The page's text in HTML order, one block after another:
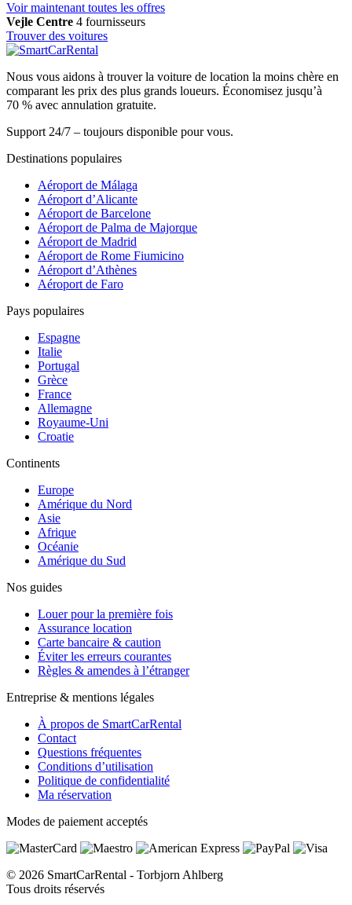
Voir maintenant toutes les offres
Vejle Centre 4 fournisseurs
Trouver des voitures
Nous vous aidons à trouver la voiture de location la moins chère en
comparant les prix des plus grands loueurs. Économisez jusqu’à
70 % avec annulation gratuite.
Support 24/7 – toujours disponible pour vous.
Destinations populaires
Aéroport de Málaga
Aéroport d’Alicante
Aéroport de Barcelone
Aéroport de Palma de Majorque
Aéroport de Madrid
Aéroport de Rome Fiumicino
Aéroport d’Athènes
Aéroport de Faro
Pays populaires
Espagne
Italie
Portugal
Grèce
France
Allemagne
Royaume-Uni
Croatie
Continents
Europe
Amérique du Nord
Asie
Afrique
Océanie
Amérique du Sud
Nos guides
Louer pour la première fois
Assurance location
Carte bancaire & caution
Éviter les erreurs courantes
Règles & amendes à l’étranger
Entreprise & mentions légales
À propos de SmartCarRental
Contact
Questions fréquentes
Conditions d’utilisation
Politique de confidentialité
Ma réservation
Modes de paiement acceptés
© 2026 SmartCarRental - Torbjorn Ahlberg
Tous droits réservés